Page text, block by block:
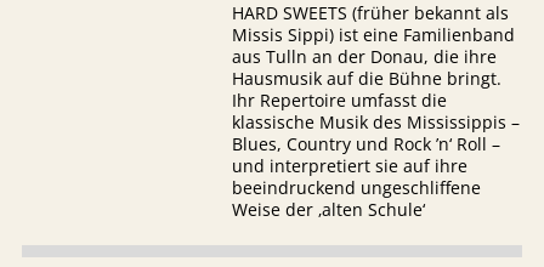
HARD SWEETS (früher bekannt als
Missis Sippi) ist eine Familienband
aus Tulln an der Donau, die ihre
Hausmusik auf die Bühne bringt.
Ihr Repertoire umfasst die
klassische Musik des Mississippis –
Blues, Country und Rock ’n‘ Roll –
und interpretiert sie auf ihre
beeindruckend ungeschliffene
Weise der ‚alten Schule‘